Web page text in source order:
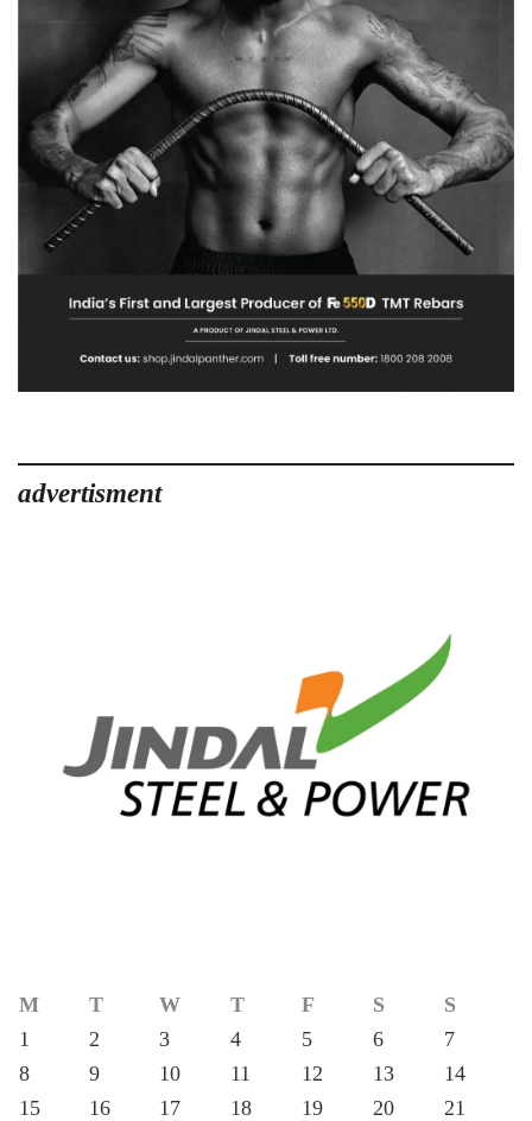
advertisment
M T W T F S
S
1
2 3 4 5 6
7
8
9 10 11 12 13
14
15
16 17 18 19 20
21